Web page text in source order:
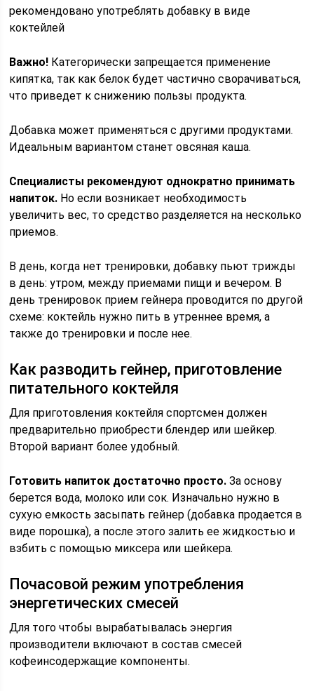
рекомендовано употреблять добавку в виде
коктейлей
Важно! Категорически запрещается применение
кипятка, так как белок будет частично сворачиваться,
что приведет к снижению пользы продукта.
Добавка может применяться с другими продуктами.
Идеальным вариантом станет овсяная каша.
Специалисты рекомендуют однократно принимать
напиток. Но если возникает необходимость
увеличить вес, то средство разделяется на несколько
приемов.
В день, когда нет тренировки, добавку пьют трижды
в день: утром, между приемами пищи и вечером. В
день тренировок прием гейнера проводится по другой
схеме: коктейль нужно пить в утреннее время, а
также до тренировки и после нее.
Как разводить гейнер, приготовление
питательного коктейля
Для приготовления коктейля спортсмен должен
предварительно приобрести блендер или шейкер.
Второй вариант более удобный.
Готовить напиток достаточно просто. За основу
берется вода, молоко или сок. Изначально нужно в
сухую емкость засыпать гейнер (добавка продается в
виде порошка), а после этого залить ее жидкостью и
взбить с помощью миксера или шейкера.
Почасовой режим употребления
энергетических смесей
Для того чтобы вырабатывалась энергия
производители включают в состав смесей
кофеинсодержащие компоненты.